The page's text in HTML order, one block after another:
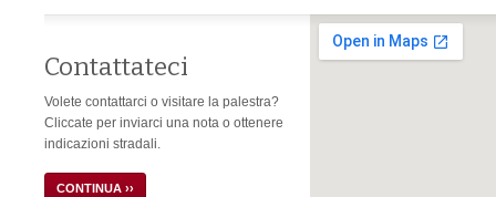
Contattateci
Volete contattarci o visitare la palestra?
Cliccate per inviarci una nota o ottenere
indicazioni stradali.
CONTINUA ››